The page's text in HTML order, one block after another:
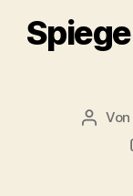
Von